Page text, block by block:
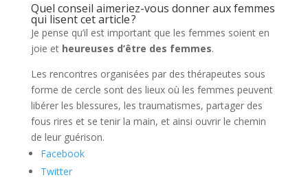
Quel conseil aimeriez-vous donner aux femmes
qui lisent cet article ?
Je pense qu’il est important que les femmes soient en
joie et heureuses d’être des femmes.
Les rencontres organisées par des thérapeutes sous
forme de cercle sont des lieux où les femmes peuvent
libérer les blessures, les traumatismes, partager des
fous rires et se tenir la main, et ainsi ouvrir le chemin
de leur guérison.
Facebook
Twitter